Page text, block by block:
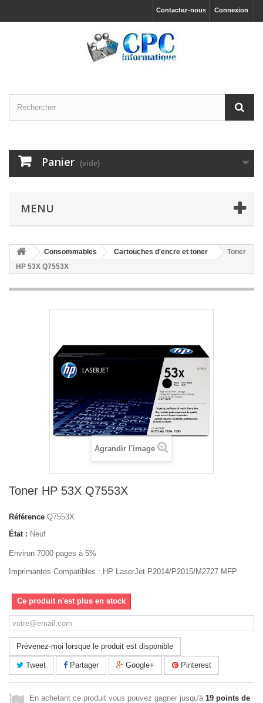
Connexion
Contactez-nous
Panier (vide)
MENU
Consommables Cartouches d'encre et toner
Toner
HP 53X Q7553X
Agrandir l'image
Toner HP 53X Q7553X
Référence Q7553X
État : Neuf
Environ 7000 pages à 5%
Imprimantes Compatibles : HP LaserJet P2014/P2015/M2727 MFP
Ce produit n'est plus en stock
Prévenez-moi lorsque le produit est disponible
Tweet Partager Google+ Pinterest
En achetant ce produit vous pouvez gagner jusqu'à 19 points de